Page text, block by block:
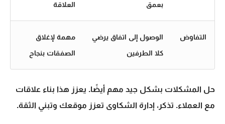
بعمق
العلاقة
التفاوض
الوصول إلى اتفاق يرضي
كلا الطرفين
مهمة لإغلاق
الصفقات بنجاح
حل المشكلات بشكل جيد مهم أيضًا. يعزز هذا بناء علاقات
مع العملاء. تذكر، إدارة الشكاوى تعزز موقعك وتبني الثقة.